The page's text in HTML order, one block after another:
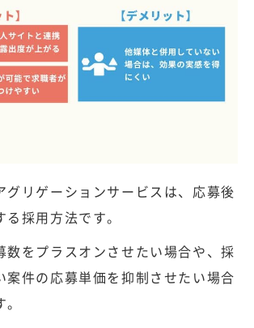
グリゲーションサービスは、応募後
る採用方法です。
数をプラスオンさせたい場合や、採
案件の応募単価を抑制させたい場合